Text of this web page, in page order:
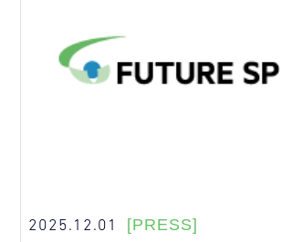
2025.12.01 [PRESS]